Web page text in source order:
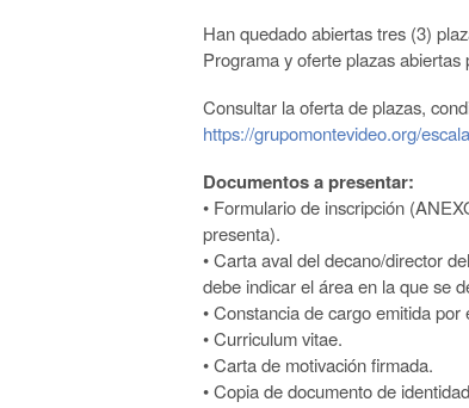
Han quedado abiertas tres (3)
Programa y oferte plazas abiertas
Consultar la oferta de plazas,
https://grupomontevideo.org/
Documentos a presentar:
• Formulario de inscripción (
presenta).
•Carta aval del decano/director
debe indicar el áreaen la que se
•Constancia de cargo emitida
•Curriculum vitae.
•Carta de motivación firmada.
•Copia de documento de